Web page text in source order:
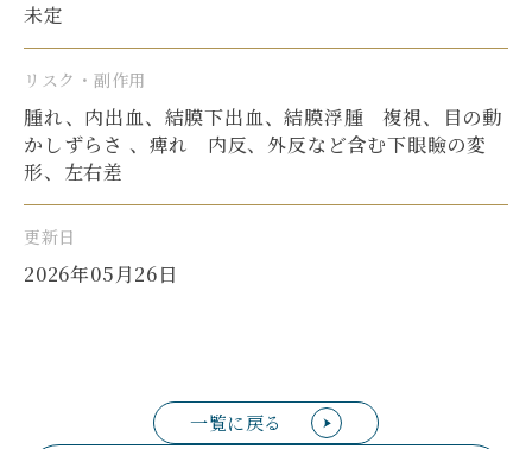
未定
リスク・副作用
腫れ、内出血、結膜下出血、結膜浮腫 複視、目の動
かしずらさ 、痺れ 内反、外反など含む下眼瞼の変
形、左右差
更新日
2026年05月26日
一覧に戻る